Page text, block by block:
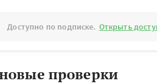
Доступно по подписке. Открыть
проверки